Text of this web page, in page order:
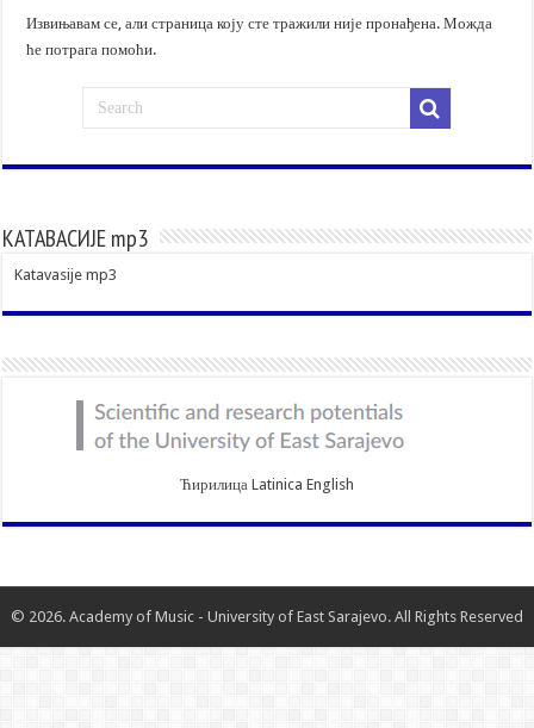
Извињавам се, али страница коју сте тражили није пронађена. Можда
ће потрага помоћи.
КАТАВАСИЈЕ mp3
Katavasije mp3
Ћирилица Latinica English
© 2026. Academy of Music - University of East Sarajevo. All Rights Reserved